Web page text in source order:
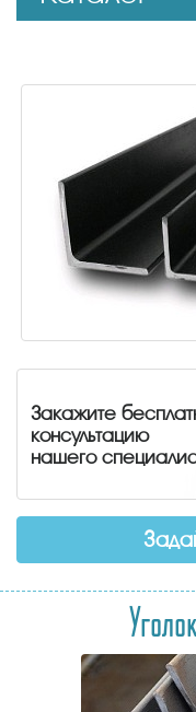
Закажите
консультацию
нашего